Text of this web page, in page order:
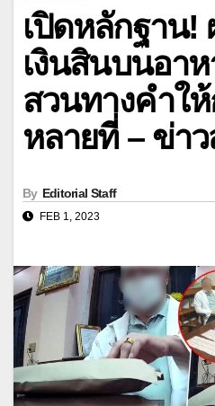
เปิดหลักฐาน!
เงินสินบนอา
สวนทางคำใ
หลายที่ – ข่า
By Editorial Staff
FEB 1, 2023